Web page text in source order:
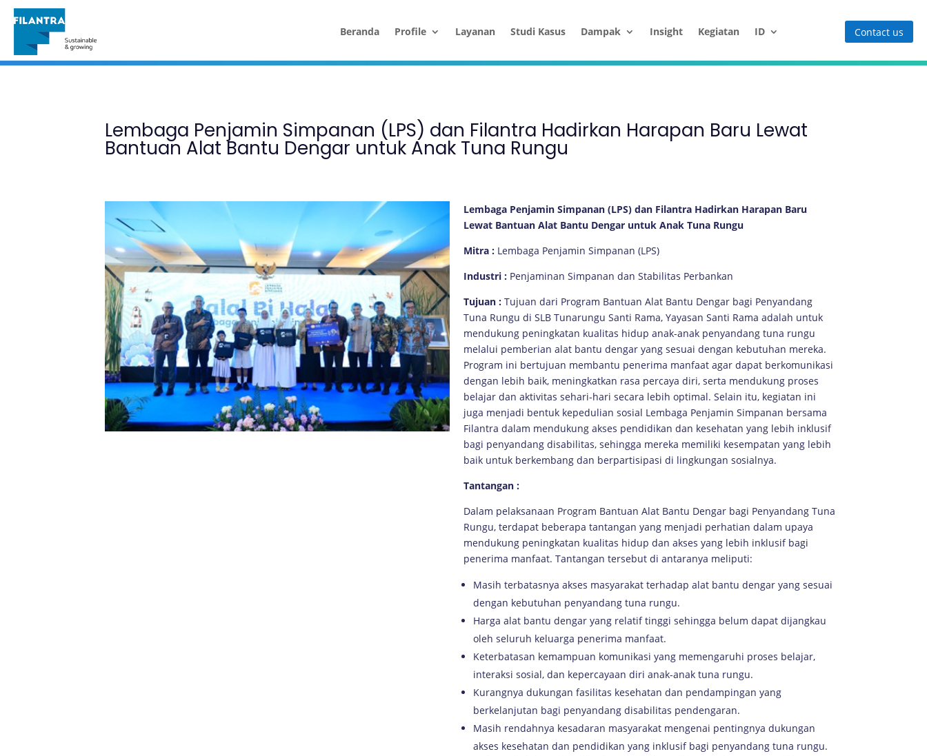
Beranda Profile Layanan Studi Kasus Dampak Insight Kegiatan ID Contact us
Portofolio
Lembaga Penjamin Simpanan (LPS) dan Filantra Hadirkan Harapan Baru Lewat
Bantuan Alat Bantu Dengar untuk Anak Tuna Rungu
Lembaga Penjamin Simpanan (LPS) dan Filantra Hadirkan Harapan Baru
Lewat Bantuan Alat Bantu Dengar untuk Anak Tuna Rungu
Mitra : Lembaga Penjamin Simpanan (LPS)
Industri : Penjaminan Simpanan dan Stabilitas Perbankan
Tujuan : Tujuan dari Program Bantuan Alat Bantu Dengar bagi Penyandang
Tuna Rungu di SLB Tunarungu Santi Rama, Yayasan Santi Rama adalah untuk
mendukung peningkatan kualitas hidup anak-anak penyandang tuna rungu
melalui pemberian alat bantu dengar yang sesuai dengan kebutuhan mereka.
Program ini bertujuan membantu penerima manfaat agar dapat berkomunikasi
dengan lebih baik, meningkatkan rasa percaya diri, serta mendukung proses
belajar dan aktivitas sehari-hari secara lebih optimal. Selain itu, kegiatan ini
juga menjadi bentuk kepedulian sosial Lembaga Penjamin Simpanan bersama
Filantra dalam mendukung akses pendidikan dan kesehatan yang lebih inklusif
bagi penyandang disabilitas, sehingga mereka memiliki kesempatan yang lebih
baik untuk berkembang dan berpartisipasi di lingkungan sosialnya.
Tantangan :
Dalam pelaksanaan Program Bantuan Alat Bantu Dengar bagi Penyandang Tuna
Rungu, terdapat beberapa tantangan yang menjadi perhatian dalam upaya
mendukung peningkatan kualitas hidup dan akses yang lebih inklusif bagi
penerima manfaat. Tantangan tersebut di antaranya meliputi:
Masih terbatasnya akses masyarakat terhadap alat bantu dengar yang sesuai
dengan kebutuhan penyandang tuna rungu.
Harga alat bantu dengar yang relatif tinggi sehingga belum dapat dijangkau
oleh seluruh keluarga penerima manfaat.
Keterbatasan kemampuan komunikasi yang memengaruhi proses belajar,
interaksi sosial, dan kepercayaan diri anak-anak tuna rungu.
Kurangnya dukungan fasilitas kesehatan dan pendampingan yang
berkelanjutan bagi penyandang disabilitas pendengaran.
Masih rendahnya kesadaran masyarakat mengenai pentingnya dukungan
akses kesehatan dan pendidikan yang inklusif bagi penyandang tuna rungu.